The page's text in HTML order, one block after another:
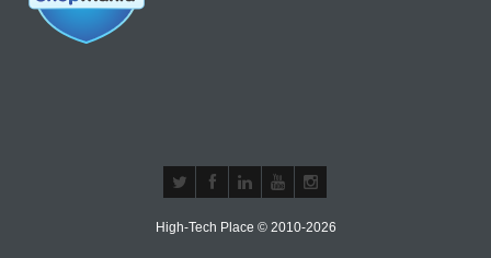
High-Tech Place © 2010-2026